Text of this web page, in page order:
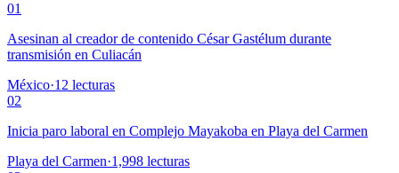
01
Asesinan al creador de contenido César Gastélum durante
transmisión en Culiacán
México·12 lecturas
02
Inicia paro laboral en Complejo Mayakoba en Playa del Carmen
Playa del Carmen·1,998 lecturas